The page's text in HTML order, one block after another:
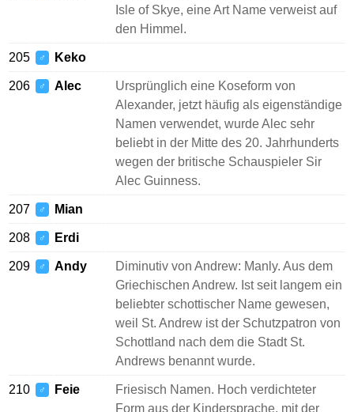
Isle of Skye, eine Art Name verweist auf
den Himmel.
205 ♂ Keko
206 ♂ Alec
Ursprünglich eine Koseform von
Alexander, jetzt häufig als eigenständige
Namen verwendet, wurde Alec sehr
beliebt in der Mitte des 20. Jahrhunderts
wegen der britische Schauspieler Sir
Alec Guinness.
207 ♂ Mian
208 ♂ Erdi
209 ♂ Andy
Diminutiv von Andrew: Manly. Aus dem
Griechischen Andrew. Ist seit langem ein
beliebter schottischer Name gewesen,
weil St. Andrew ist der Schutzpatron von
Schottland nach dem die Stadt St.
Andrews benannt wurde.
210 ♂ Feie
Friesisch Namen. Hoch verdichteter
Form aus der Kindersprache, mit der